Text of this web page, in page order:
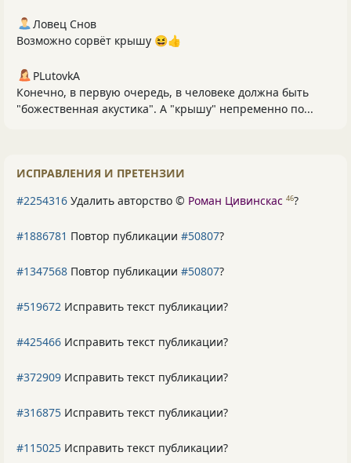
Ловец Снов
Возможно сорвёт крышу 😆👍
PLutоvkА
Конечно, в первую очередь, в человеке должна быть
"божественная акустика". А "крышу" непременно по...
ИСПРАВЛЕНИЯ И ПРЕТЕНЗИИ
#2254316 Удалить авторство © Роман Цивинскас 46?
#1886781 Повтор публикации #50807?
#1347568 Повтор публикации #50807?
#519672 Исправить текст публикации?
#425466 Исправить текст публикации?
#372909 Исправить текст публикации?
#316875 Исправить текст публикации?
#115025 Исправить текст публикации?